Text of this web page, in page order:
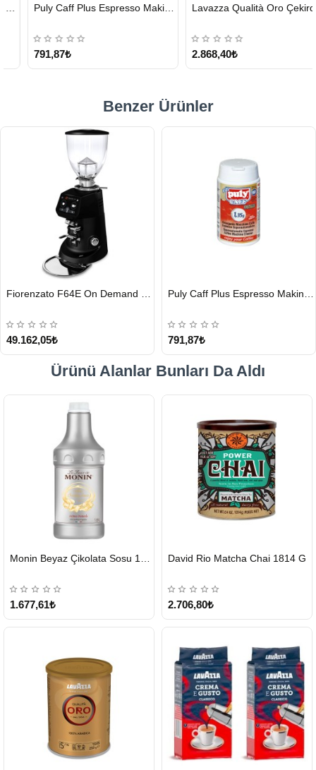
GÖNDERİ
Puly Caff Plus Espresso Makinesi Temizleyici Tablet 100 x 1.35 G
791,87₺
GÖNDERİ
Lavazza Qualità Oro Çekirdek Kahve 1 KG x 2
2.868,40₺
Benzer Ürünler
GÖNDERİ
49.162,05₺
GÖNDERİ
791,87₺
Ürünü Alanlar Bunları Da Aldı
GÖNDERİ
1.677,61₺
GÖNDERİ
David Rio Matcha Chai 1814 G
2.706,80₺